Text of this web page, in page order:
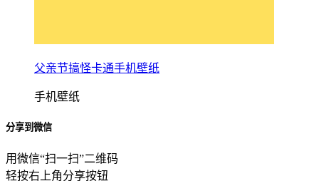
父亲节搞怪卡通手机壁纸
手机壁纸
分享到微信
用微信“扫一扫”二维码
轻按右上角分享按钮